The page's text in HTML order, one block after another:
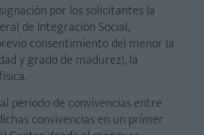
por los solicitantes la
de Integración Social,
consentimiento del menor (a
y grado de madurez), la
periodo de convivencias entre
convivencias en un primer